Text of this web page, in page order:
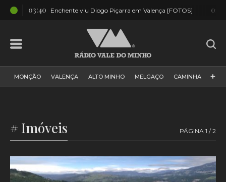
03:40 Enchente viu Diogo Piçarra em Valença [FOTOS]
MONÇÃO VALENÇA ALTO MINHO MELGAÇO CAMINHA
VALE DO MINHO MINHO MUNDO ESPANHA NORTE
VILA PRAIA DE ÂNCORA
+
# Imóveis PÁGINA 1 / 2